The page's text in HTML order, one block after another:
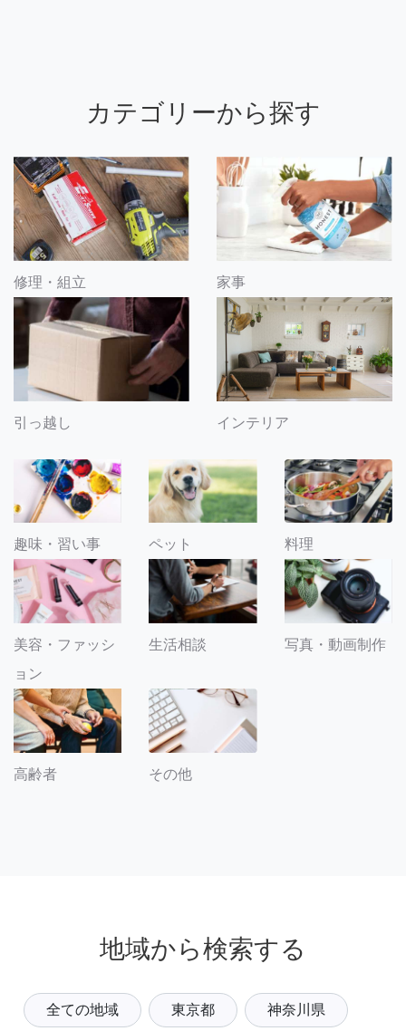
カテゴリーから探す
修理・組立 家事
引っ越し インテリア
趣味・習い事 ペット 料理
美容・ファッシ
ョン
生活相談 写真・動画制作
高齢者 その他
地域から検索する
全ての地域 東京都 神奈川県